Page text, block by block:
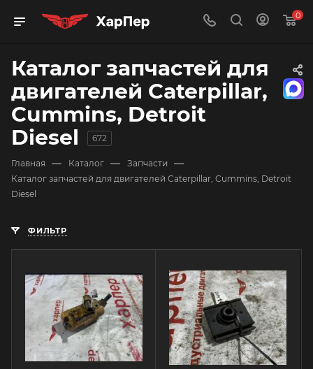
0
Каталог запчастей для
двигателей Caterpillar,
Cummins, Detroit
Diesel
672
Главная — Каталог — Запчасти —
Каталог запчастей для двигателей Caterpillar, Cummins, Detroit
Diesel
ФИЛЬТР